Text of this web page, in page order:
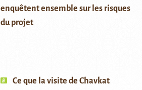
enquêtent ensemble sur les risques
du projet
Ce que la visite de Chavkat